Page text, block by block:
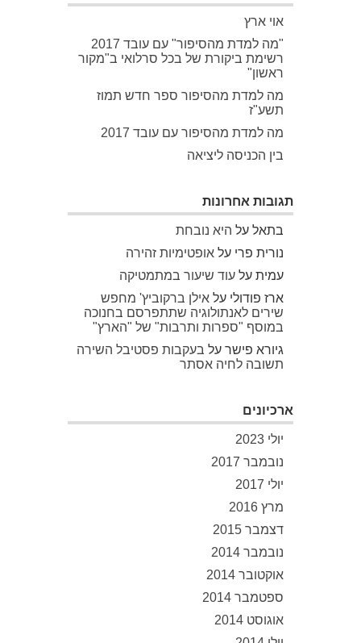
אוי ארץ
"מה למדת מהסיפור" עם עובד 2017
רשימת ביקורת של בכל סרלואי ב"מקור
ראשון"
מה למדת מהסיפור ספר חדש תמוז
תשע"ז
מה למדת מהסיפור עם עובד 2017
בין הכניסה ליציאה
תגובות אחרונות
בתאל על היא נובחת
נורית פרי על אופטימיות זהירה
עמית על עוד שיעור במתמטיקה
ארז פודולי על אילן ברקוביץ' מחפש
שירים לאנתולוגיה שתתפרסם בחנוכה
במוסף "ספרות ותרבות" של "הארץ"
גיורא פישר על בעקבות פסטיבל השירה
תשובה לחיה אסתר
ארכיונים
יולי 2023
נובמבר 2017
יולי 2017
מרץ 2016
דצמבר 2015
נובמבר 2014
אוקטובר 2014
ספטמבר 2014
אוגוסט 2014